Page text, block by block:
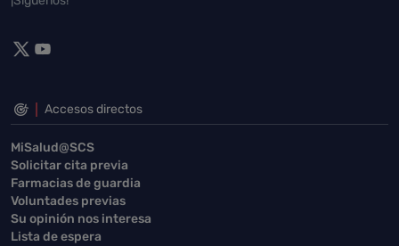
Accesos directos
MiSalud@SCS
Solicitar cita previa
Farmacias de guardia
Voluntades previas
Su opinión nos interesa
Lista de espera